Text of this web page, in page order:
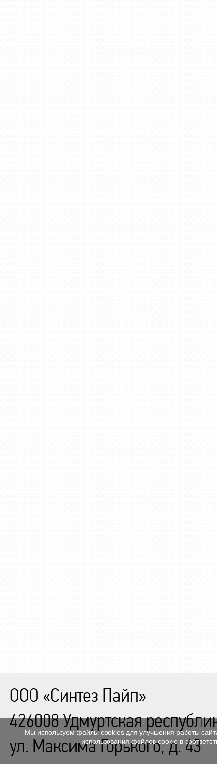
ООО «Синтез Пайп»
426008Удмуртская
ул. Максима Горького, д. 43
Мы используем файлы cookies для улучшения работы
использования файлов cookie в